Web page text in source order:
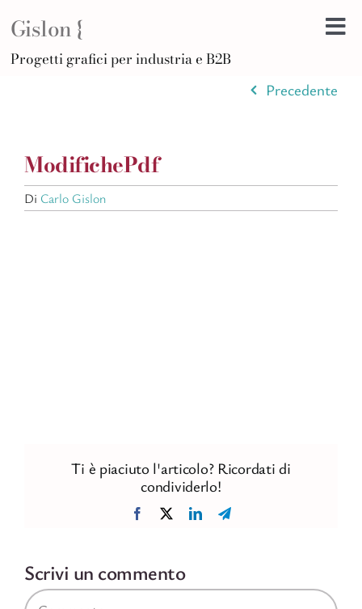
Gislon {
Progetti grafici per industria e B2B
Precedente
ModifichePdf
Di Carlo Gislon
Ti è piaciuto l'articolo? Ricordati di
condividerlo!
Facebook LinkedInTelegram
Scrivi un commento
Commento